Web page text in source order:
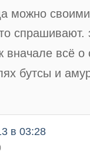
можно
спрашивают.
вначале всё о
бутсы и
в 03:28